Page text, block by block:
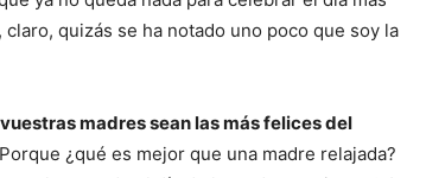
quizás se ha notado uno poco que soy la
madres sean las más felices del
¿qué es mejor que una madre relajada?